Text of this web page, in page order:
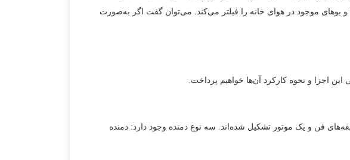
بوهای موجود در هوای خانه را فیلتر می‌کند. می‌توان گفت اگر به‌صورت
اجزا و نحوه کارکرد آن‌ها خواهیم پرداخت.
فن و یک موتور تشکیل شده‌اند. سه نوع دمنده وجود دارد: دمنده